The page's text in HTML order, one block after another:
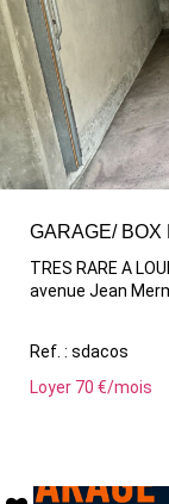
GARAGE/ BOX
TRES RARE A
avenue Jean
Ref. : sdacos
Loyer 70 €/mois